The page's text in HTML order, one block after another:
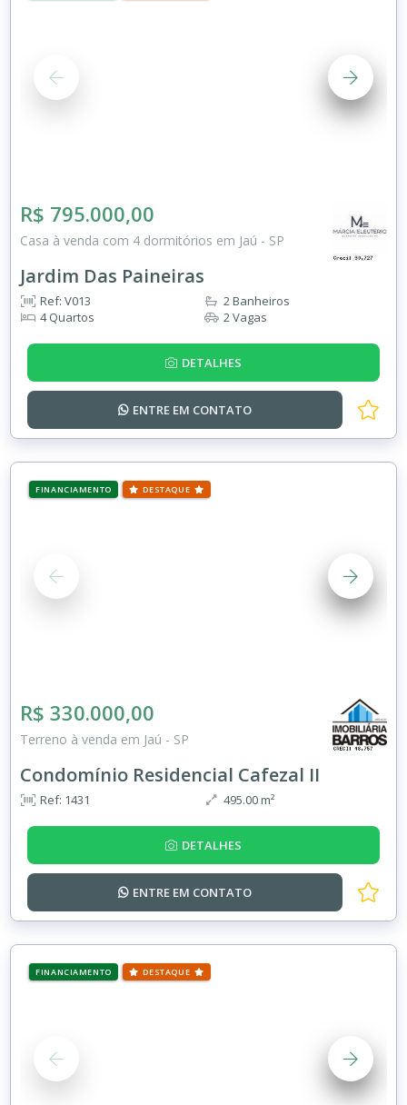
R$ 795.000,00
Casa à venda com 4 dormitórios em Jaú - SP
Jardim Das Paineiras
Ref: V013
4 Quartos
2 Banheiros
2 Vagas
DETALHES
ENTRE EM CONTATO
FINANCIAMENTO DESTAQUE
R$ 330.000,00
Terreno à venda em Jaú - SP
Condomínio Residencial Cafezal II
Ref: 1431 495.00 m²
DETALHES
ENTRE EM CONTATO
FINANCIAMENTO DESTAQUE